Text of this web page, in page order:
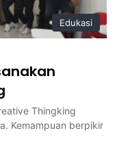
Edukasi
Thingking
Kemampuan berpikir